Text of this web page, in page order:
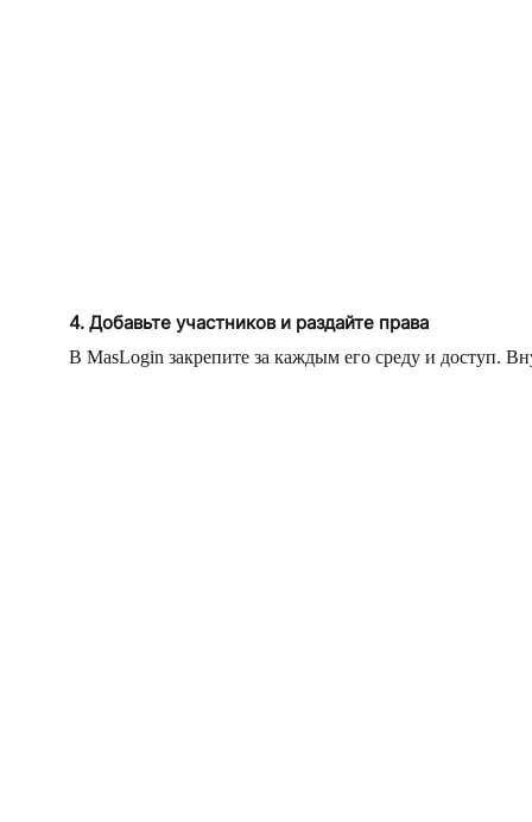
4. Добавьте участников и раздайте права
В MasLogin закрепите за каждым его среду и доступ.